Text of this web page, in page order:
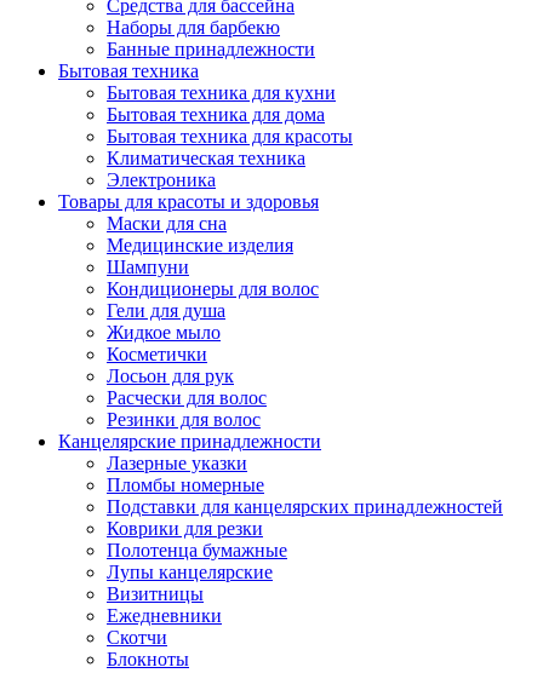
Средства для бассейна
Наборы для барбекю
Банные принадлежности
Бытовая техника
Бытовая техника для кухни
Бытовая техника для дома
Бытовая техника для красоты
Климатическая техника
Электроника
Товары для красоты и здоровья
Маски для сна
Медицинские изделия
Шампуни
Кондиционеры для волос
Гели для душа
Жидкое мыло
Косметички
Лосьон для рук
Расчески для волос
Резинки для волос
Канцелярские принадлежности
Лазерные указки
Пломбы номерные
Подставки для канцелярских принадлежностей
Коврики для резки
Полотенца бумажные
Лупы канцелярские
Визитницы
Ежедневники
Скотчи
Блокноты